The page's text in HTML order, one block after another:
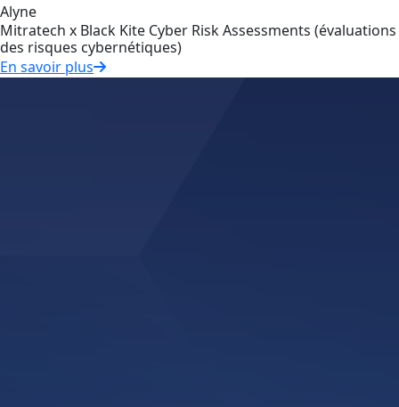
Alyne
Mitratech x Black Kite Cyber Risk Assessments (évaluations
des risques cybernétiques)
En savoir plus